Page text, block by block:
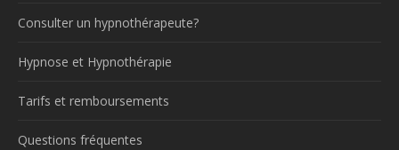
Consulter un hypnothérapeute?
Hypnose et Hypnothérapie
Tarifs et remboursements
Questions fréquentes